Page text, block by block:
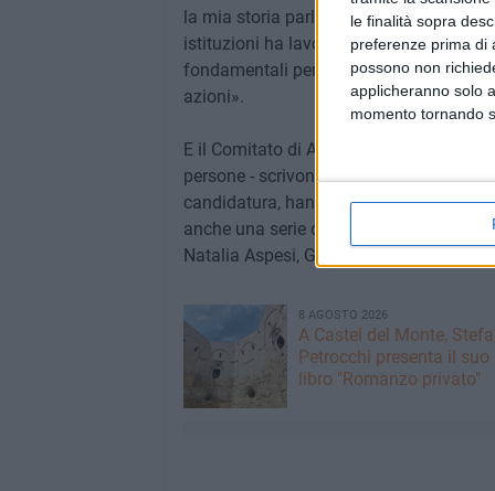
le finalità sopra
preferenze prima di
possono non
applicheranno solo
momento tornando
la mia storia parla per me ed è una
istituzioni ha lavorato con serietà.
fondamentali perché come diceva
azioni».
E il Comitato di Andria ci ha tenuto a
persone - scrivono dal comitato
candidatura, hanno spontaneamente
anche una serie di personalità di
Natalia Aspesi, Gad Lerner, Lella
8 AGOSTO 2026
A Castel del Monte,
Petrocchi presenta il
libro "Romanzo privato"